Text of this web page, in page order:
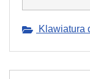
swojej
Klawiatura